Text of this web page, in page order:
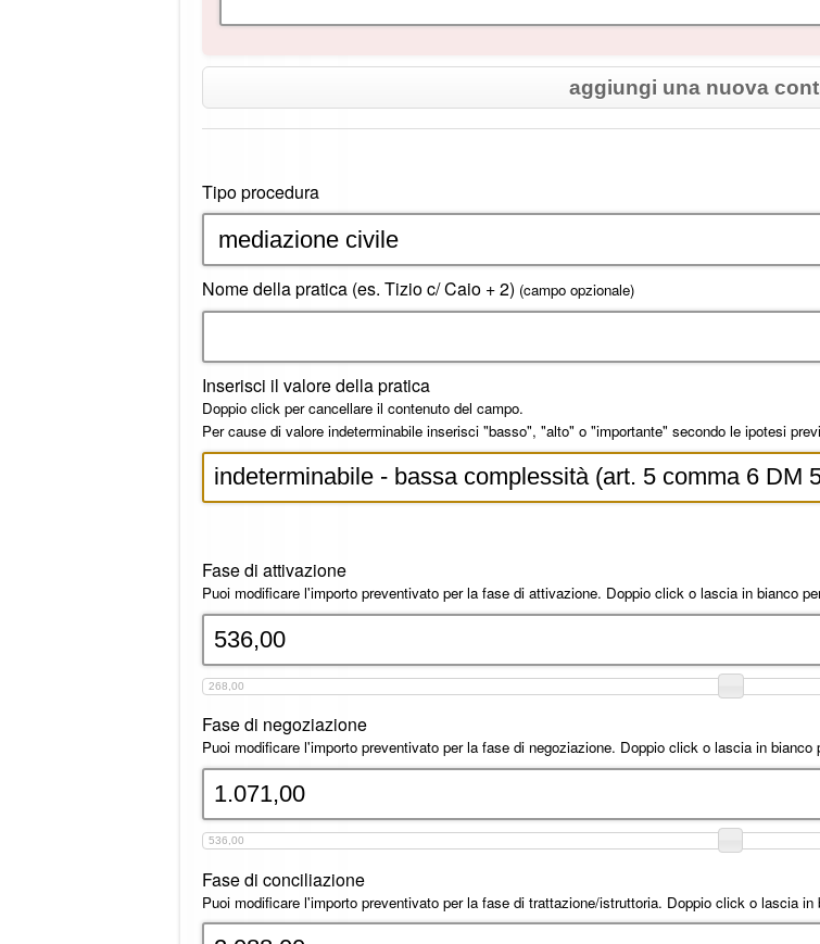
aggiungi una nuova
Tipo procedura
Nome della pratica (es. Tizio c/ Caio + 2) (campo opzionale)
Inserisci il valore della pratica
Doppio click per cancellare il contenuto del campo.
Per cause di valore indeterminabile inserisci "basso", "alto" o "importante" secondo le ipotesi
Fase di attivazione
Puoi modificare l'importo preventivato per la fase di attivazione. Doppio click o lascia in bianco
268,00
Fase di negoziazione
Puoi modificare l'importo preventivato per la fase di negoziazione. Doppio click o lascia in bianco
536,00
Fase di conciliazione
Puoi modificare l'importo preventivato per la fase di trattazione/istruttoria. Doppio click o lascia in